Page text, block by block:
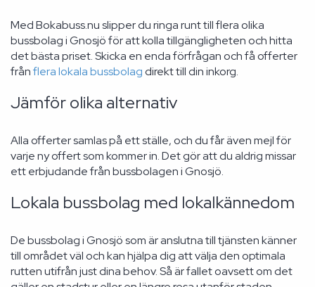
Med Bokabuss.nu slipper du ringa runt till flera olika
bussbolag i Gnosjö för att kolla tillgängligheten och hitta
det bästa priset. Skicka en enda förfrågan och få offerter
frånflera lokala bussbolag direkt till din inkorg.
Jämför olika alternativ
Alla offerter samlas på ett ställe, och du får även mejl för
varje ny offert som kommer in. Det gör att du aldrig missar
ett erbjudande från bussbolagen i Gnosjö.
Lokala bussbolag med lokalkännedom
De bussbolag i Gnosjö som är anslutna till tjänsten känner
till området väl och kan hjälpa dig att välja den optimala
rutten utifrån just dina behov. Så är fallet oavsett om det